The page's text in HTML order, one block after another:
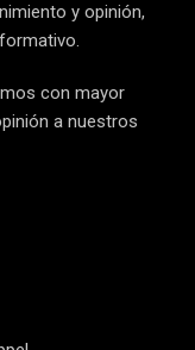
y opinión,
con mayor
a nuestros